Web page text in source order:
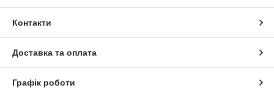
Контакти
Доставка та оплата
Графік роботи